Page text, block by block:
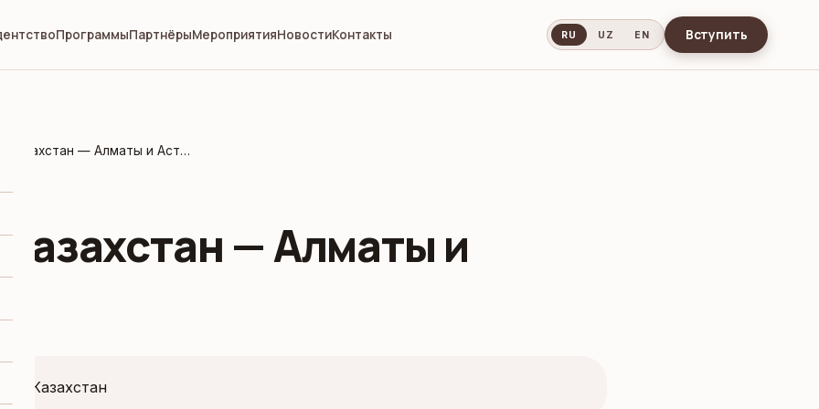
ПрограммыПартнёрыМероприятияНовостиКонтакты RU UZ EN Вступить
Миссия в Казахстан — Алматы и Астана
— Алматы и
Казахстан